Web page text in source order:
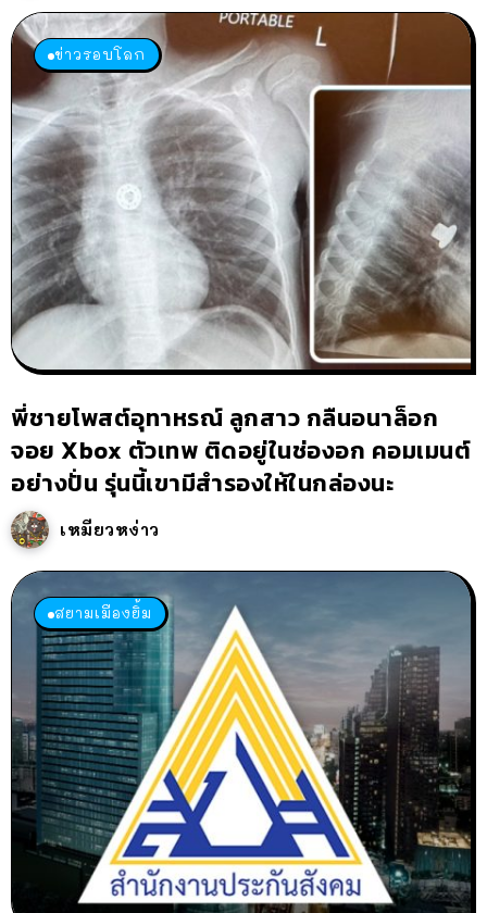
ข่าวรอบโลก
พี่ชายโพสต์อุทาหรณ์ ลูกสาว กลืนอนาล็อก
จอย Xbox ตัวเทพ ติดอยู่ในช่องอก คอมเมนต์
อย่างปั่น รุ่นนี้เขามีสำรองให้ในกล่องนะ
เหมียวหง่าว
สยามเมืองยิ้ม